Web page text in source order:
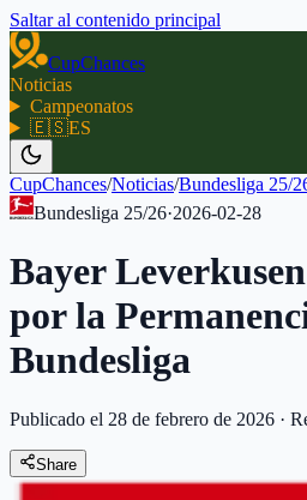
Saltar al contenido principal
CupChances
Noticias
Campeonatos
🇪🇸ES
CupChances/Noticias/Bundesliga 25/
Bundesliga 25/26·2026-02-28
Bayer
por la
Bundesliga
Publicado el 28 de febrero de 2026 ·
Share